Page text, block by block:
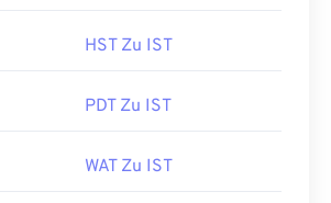
HST Zu IST
PDT Zu IST
WAT Zu IST